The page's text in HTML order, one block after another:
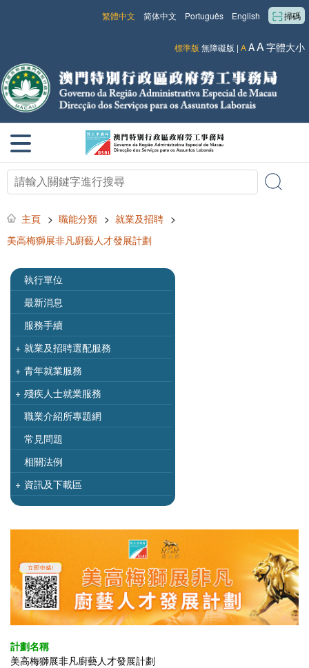
掃碼
English
Português
简体中文
繁體中文
標準版 無障礙版 | AAA字體大小
主頁 > 職能分類 > 就業及招聘 >
美高梅獅展非凡廚藝人才發展計劃
執行單位
最新消息
服務手續
+ 就業及招聘選配服務
+ 青年就業服務
+ 殘疾人士就業服務
職業介紹所專題網
常見問題
相關法例
+ 資訊及下載區
計劃名稱
美高梅獅展非凡廚藝人才發展計劃